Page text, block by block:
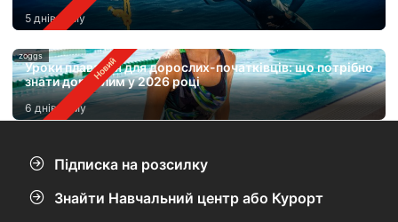
5 днів тому
zoggs
Уроки плавання для дорослих-початківців: що потрібно
знати дорослим у 2026 році
6 днів тому
Підписка на розсилку
Знайти Навчальний центр або Курорт